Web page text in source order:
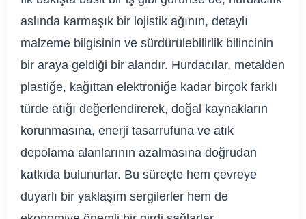
aslında karmaşık bir lojistik ağının, detaylı
malzeme bilgisinin ve sürdürülebilirlik bilincinin
bir araya geldiği bir alandır. Hurdacılar, metalden
plastiğe, kağıttan elektroniğe kadar birçok farklı
türde atığı değerlendirerek, doğal kaynakların
korunmasına, enerji tasarrufuna ve atık
depolama alanlarının azalmasına doğrudan
katkıda bulunurlar. Bu süreçte hem çevreye
duyarlı bir yaklaşım sergilerler hem de